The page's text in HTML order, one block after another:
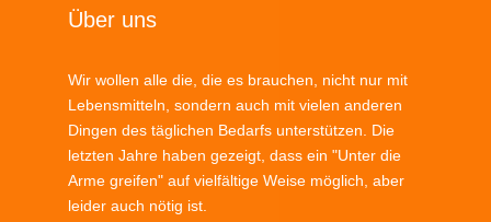
Über uns
Wir wollen alle die, die es brauchen, nicht nur mit
Lebensmitteln, sondern auch mit vielen anderen
Dingen des täglichen Bedarfs unterstützen. Die
letzten Jahre haben gezeigt, dass ein "Unter die
Arme greifen" auf vielfältige Weise möglich, aber
leider auch nötig ist.